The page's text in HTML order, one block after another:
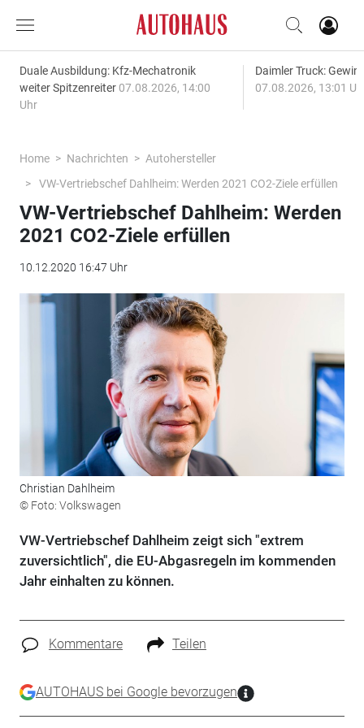
Duale Ausbildung: Kfz-Mechatronik
weiter Spitzenreiter 07.08.2026, 14:00
Uhr
Daimler Truck:
07.08.2026, 13:01
Home Nachrichten
Autohersteller
VW-Vertriebschef Dahlheim: Werden 2021 CO2-Ziele erfüllen
VW-Vertriebschef Dahlheim: Werden
2021 CO2-Ziele erfüllen
10.12.2020 16:47 Uhr
Christian Dahlheim
© Foto: Volkswagen
VW-Vertriebschef Dahlheim zeigt sich "extrem
zuversichtlich", die EU-Abgasregeln im kommenden
Jahr einhalten zu können.
Kommentare Teilen
AUTOHAUS bei Google bevorzugen